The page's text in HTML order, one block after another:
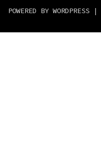
POWERED BY WORDPRESS |